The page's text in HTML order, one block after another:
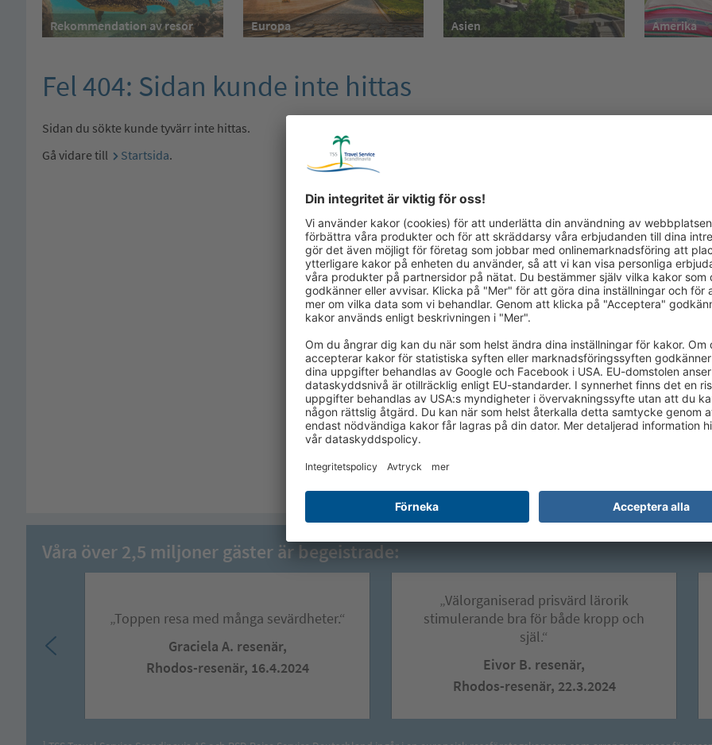
Rekommendation av resor Europa Asien Amerika
Fel 404: Sidan kunde inte hittas
Sidan du sökte kunde tyvärr inte hittas.
Gå vidare till
Startsida.
Våra över 2,5 miljoner gäster är begeistrade:
„Toppen resa med många sevärdheter.“
Graciela A. resenär,
Rhodos-resenär, 16.4.2024
„Välorganiserad prisvärd lärorik
stimulerande bra för både kropp och
själ.“
Eivor B. resenär,
Rhodos-resenär, 22.3.2024